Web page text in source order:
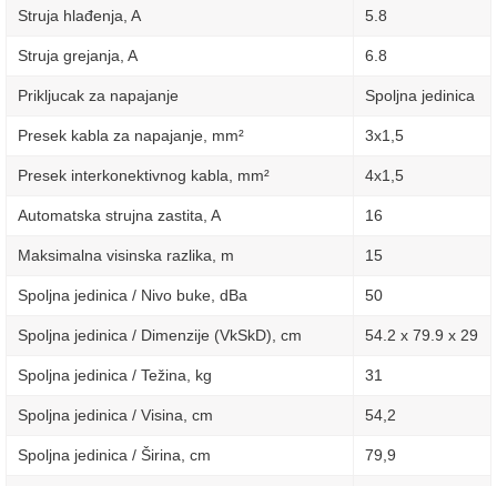
Struja hlađenja, A 5.8
Struja grejanja, A 6.8
Prikljucak za napajanje Spoljna jedinica
Presek kabla za napajanje, mm² 3х1,5
Presek interkonektivnog kabla, mm² 4х1,5
Automatska strujna zastita, A 16
Maksimalna visinska razlika, m 15
Spoljna jedinica / Nivo buke, dBa 50
Spoljna jedinica / Dimenzije (VkSkD), сm 54.2 x 79.9 x 29
Spoljna jedinica / Težina, kg 31
Spoljna jedinica / Visina, сm 54,2
Spoljna jedinica / Širina, сm 79,9